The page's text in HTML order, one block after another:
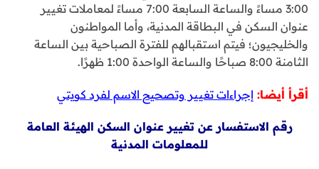
3:00 مساءً والساعة السابعة 7:00 مساءً لمعاملات تغيير
عنوان السكن في البطاقة المدنية، وأما المواطنون
والخليجيون؛ فيتم استقبالهم للفترة الصباحية بين الساعة
الثامنة 8:00 صباحًا والساعة الواحدة 1:00 ظهرًا.
أقرأ أيضا: إجراءات تغيير وتصحيح الاسم لفرد كويتي
رقم الاستفسار عن تغيير عنوان السكن الهيئة العامة
للمعلومات المدنية